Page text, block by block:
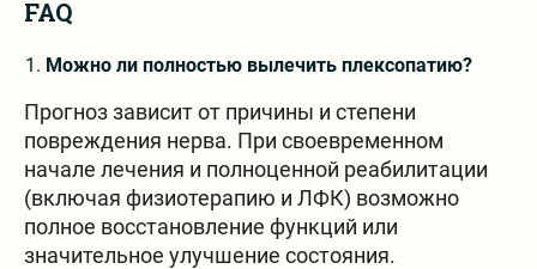
FAQ
Можно ли полностью вылечить плексопатию?
Прогноз зависит от причины и степени
повреждения нерва. При своевременном
начале лечения и полноценной реабилитации
(включая физиотерапию и ЛФК) возможно
полное восстановление функций или
значительное улучшение состояния.